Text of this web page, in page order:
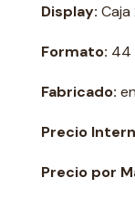
Display:
Formato: 44
Fabricado:
Precio
Precio por